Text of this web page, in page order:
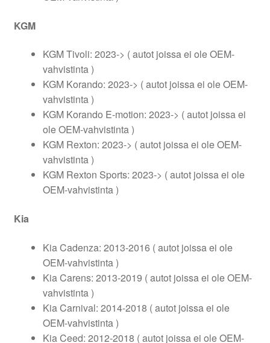
KGM
KGM Tivoli: 2023-> ( autot joissa ei ole OEM-
vahvistinta )
KGM Korando: 2023-> ( autot joissa ei ole OEM-
vahvistinta )
KGM Korando E-motion: 2023-> ( autot joissa ei
ole OEM-vahvistinta )
KGM Rexton: 2023-> ( autot joissa ei ole OEM-
vahvistinta )
KGM Rexton Sports: 2023-> ( autot joissa ei ole
OEM-vahvistinta )
Kia
Kia Cadenza: 2013-2016 ( autot joissa ei ole
OEM-vahvistinta )
Kia Carens: 2013-2019 ( autot joissa ei ole OEM-
vahvistinta )
Kia Carnival: 2014-2018 ( autot joissa ei ole
OEM-vahvistinta )
Kia Ceed: 2012-2018 ( autot joissa ei ole OEM-